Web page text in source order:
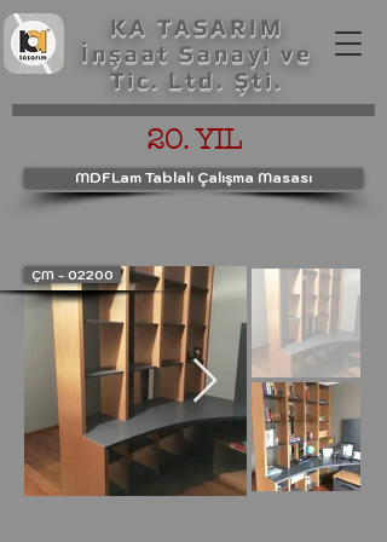
KA TASARIM
İnşaat Sanayi ve
Tic. Ltd. Şti.
20. YIL
MDFLam Tablalı Çalışma Masası
ÇM - 02200